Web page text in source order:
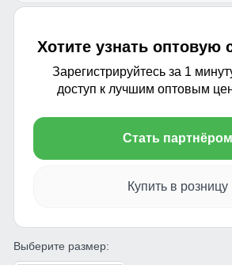
Хотите узнать оптовую
Зарегистрируйтесь за 1
доступ к лучшим оптовым
Стать партнёром
Купить в розницу
Выберите размер: